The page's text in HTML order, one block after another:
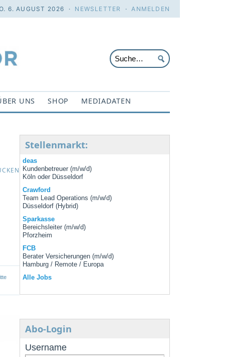
6. AUGUST 2026 · NEWSLETTER ·ANMELDEN
UNS SHOP MEDIADATEN
Stellenmarkt:
deas
Kundenbetreuer (m/w/d)
Köln oder Düsseldorf
Crawford
Team Lead Operations (m/w/d)
Düsseldorf (Hybrid)
Sparkasse
Bereichsleiter (m/w/d)
Pforzheim
FCB
Berater Versicherungen (m/w/d)
Hamburg / Remote / Europa
Alle Jobs
Abo-Login
Username